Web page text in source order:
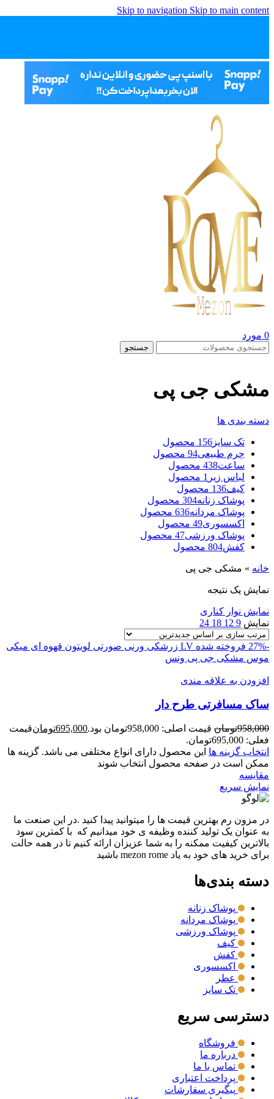
Skip to navigation Skip to main content
0 مورد
جستجو
مشکی جی پی
دسته بندی ها
تک سایز 156 محصول
چرم طبیعی94 محصول
ساعت438 محصول
لباس زیر 1 محصول
کیف136 محصول
پوشاک زنانه304 محصول
پوشاک مردانه636 محصول
اکسسوری49 محصول
پوشاک ورزشی47 محصول
کفش804 محصول
خانه » مشکی جی پی
نمایش یک نتیجه
نمایش نوار کناری
نمایش 9
12
18
24
-27% فروخته شده LV زرشکی ورنی صورتی لویتون قهوه ای میکی
موس مشکی جی پی ونس
افزودن به علاقه مندی
ساک مسافرتی طرح دار
958,000تومان قیمت اصلی: 958,000تومان بود. 695,000تومانقیمت
فعلی: 695,000تومان.
انتخاب گزینه ها این محصول دارای انواع مختلفی می باشد. گزینه ها
ممکن است در صفحه محصول انتخاب شوند
مقايسه
نمایش سریع
در مزون رم بهترین قیمت ها را میتوانید پیدا کنید .در این صنعت ما
به عنوان یک تولید کننده وظیفه ی خود میدانیم که با کمترین سود
بالاترین کیفیت ممکنه را به شما عزیزان ارائه کنیم تا در همه حالت
برای خرید های خود به یاد mezon rome باشید
دسته بندی‌ها
پوشاک زنانه
پوشاک مردانه
پوشاک ورزشی
کیف
کفش
اکسسوری
عطر
تک سایز
دسترسی سریع
فروشگاه
درباره ما
تماس با ما
پرداخت اعتباری
پیگیری سفارشات